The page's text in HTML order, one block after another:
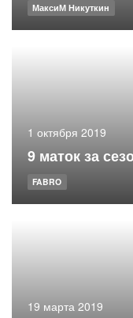
МаксиМ Никуткин
1 октября 2019
9 маток за
FABRO
19 марта 2019